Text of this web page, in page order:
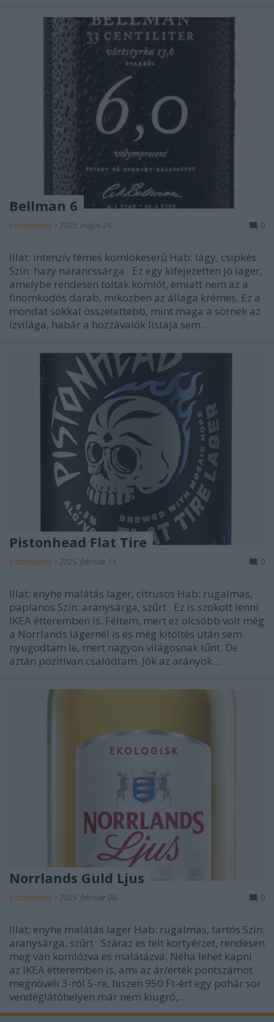
Bellman 6
bottleopener • 2025. május 24. 0
Illat: intenzív fémes komlókeserű Hab: lágy, csipkés
Szín: hazy narancssárga Ez egy kifejezetten jó lager,
amelybe rendesen toltak komlót, emiatt nem az a
finomkodós darab, miközben az állaga krémes. Ez a
mondat sokkal összetettebb, mint maga a sörnek az
ízvilága, habár a hozzávalók listája sem…
Pistonhead Flat Tire
bottleopener • 2025. február 11. 0
Illat: enyhe malátás lager, citrusos Hab: rugalmas,
paplanos Szín: aranysárga, szűrt Ez is szokott lenni
IKEA étteremben is. Féltem, mert ez olcsóbb volt még
a Norrlands lágernél is és még kitöltés után sem
nyugodtam le, mert nagyon világosnak tűnt. De
aztán pozitívan csalódtam. Jók az arányok…
Norrlands Guld Ljus
bottleopener • 2025. február 08. 0
Illat: enyhe malátás lager Hab: rugalmas, tartós Szín:
aranysárga, szűrt Száraz es telt kortyérzet, rendesen
meg van komlózva es malátázva. Néha lehet kapni
az IKEA étteremben is, ami az ár/érték pontszámot
megnöveli 3-ról 5-re, hiszen 950 Ft-ért egy pohár sör
vendéglátóhelyen már nem kiugró,…